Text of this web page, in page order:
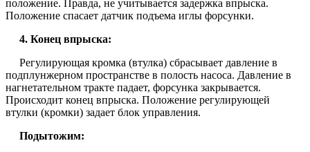
положение. Правда, не учитывается задержка впрыска.
Положение спасает датчик подъема иглы форсунки.
4. Конец впрыска:
Регулирующая кромка (втулка) сбрасывает давление в
подплунжерном пространстве в полость насоса. Давление в
нагнетательном тракте падает, форсунка закрывается.
Происходит конец впрыска. Положение регулирующей
втулки (кромки) задает блок управления.
Подытожим: